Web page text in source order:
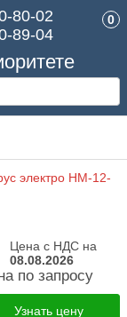
80-02
89-04
0
электро HM-12-
Цена с НДС на
08.08.2026
по запросу
Узнать цену